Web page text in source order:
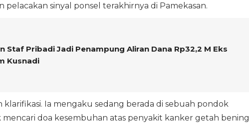
pelacakan sinyal ponsel terakhirnya di Pamekasan.
Staf Pribadi Jadi Penampung Aliran Dana Rp32,2 M Eks
Kusnadi
Ia mengaku sedang berada di sebuah pondok
doa kesembuhan atas penyakit kanker getah bening